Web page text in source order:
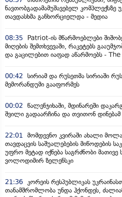
ნავთობგადამამუშავებელ
თავდასხმა განხორციელდა - მედია
08:35
Patriot-ის მწარმოებლები
მიღების შემთხვევაში, რაკეტებს
და გაცილებით იაფად აწარმოებს -
00:42 სირიამ და რუსეთმა სირიაში
მემორანდუმი გააფორმეს
00:02 წალენჯიხაში, მდინარეში
შვილი გადაარჩინა და თვითონ
22:01 მომდევნო კვირაში ახალი
თავდაცვის საშუალებების მიწოდების
უფრო მეტად იქნება საგრძნობი
ვოლოდიმირ ზელენსკი
21:36 კორეის რესპუბლიკას
თანამშრომლობა უნდა ჰქონდეს,